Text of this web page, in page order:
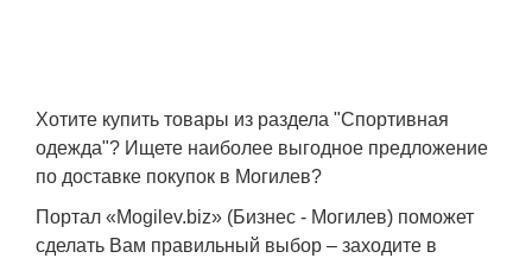
Хотите купить товары из раздела "Спортивная
одежда"? Ищете наиболее выгодное предложение
по доставке покупок в Могилев?
Портал «Mogilev.biz» (Бизнес - Могилев) поможет
сделать Вам правильный выбор – заходите в